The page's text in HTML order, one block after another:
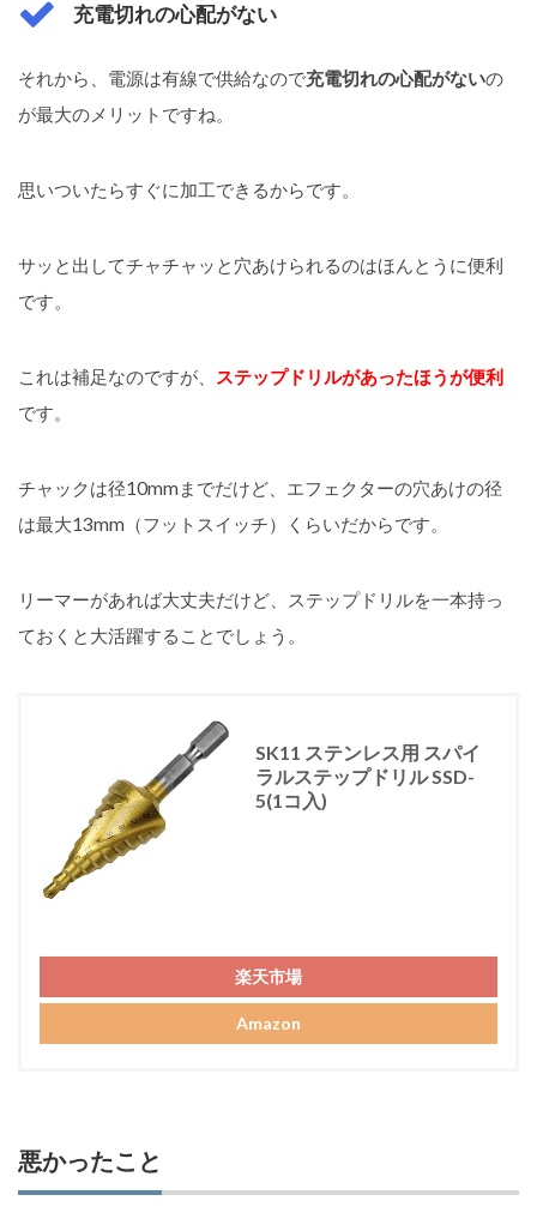
充電切れの心配がない
それから、電源は有線で供給なので充電切れの心配がないの
が最大のメリットですね。
思いついたらすぐに加工できるからです。
サッと出してチャチャッと穴あけられるのはほんとうに便利
です。
これは補足なのですが、
ステップドリルがあったほうが便利
です。
チャックは径10mmまでだけど、エフェクターの穴あけの径
は最大13mm（フットスイッチ）くらいだからです。
リーマーがあれば大丈夫だけど、ステップドリルを一本持っ
ておくと大活躍することでしょう。
SK11 ステンレス用 スパイ
ラルステップドリル SSD-
5(1コ入)
楽天市場
Amazon
悪かったこと